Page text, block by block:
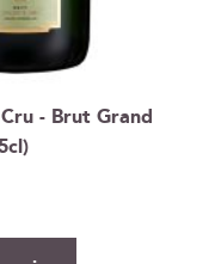
- Brut Grand